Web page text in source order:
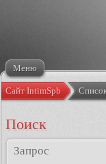
Меню
Сайт IntimSpb
Поиск
Запрос